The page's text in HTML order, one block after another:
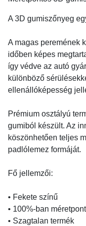
A 3D gumiszőnyeg
A magas peremének
időben képes
így védve az autó
különböző
ellenállóképesség
Prémium osztályú
gumiból készült. Az
köszönhetően teljes
padlólemez formáját.
Fő jellemzői:
• Fekete színű
• 100%-ban
• Szagtalan termék